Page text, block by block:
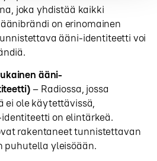
joka yhdistää kaikki
on erinomainen
ääni-identiteetti voi
ääni-
– Radiossa, jossa
ei ole käytettävissä,
on elintärkeä.
rakentaneet tunnistettavan
puhutella yleisöään.